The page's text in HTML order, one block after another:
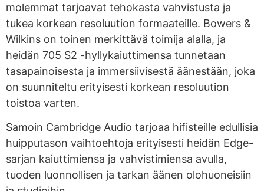
molemmat tarjoavat tehokasta vahvistusta ja
tukea korkean resoluution formaateille. Bowers &
Wilkins on toinen merkittävä toimija alalla, ja
heidän 705 S2 -hyllykaiuttimensa tunnetaan
tasapainoisesta ja immersiivisestä äänestään, joka
on suunniteltu erityisesti korkean resoluution
toistoa varten.
Samoin Cambridge Audio tarjoaa hifisteille edullisia
huipputason vaihtoehtoja erityisesti heidän Edge-
sarjan kaiuttimiensa ja vahvistimiensa avulla,
tuoden luonnollisen ja tarkan äänen olohuoneisiin